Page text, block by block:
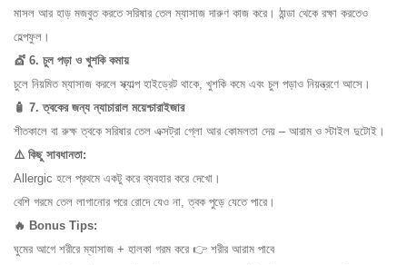
মাসল আর হাড় মজবুত করতে সরিষার তেল ম্যাসাজ দারুণ কাজ করে। ঠান্ডা থেকে রক্ষা করতেও
হেল্পফুল।
💇 6. চুল পড়া ও খুশকি কমায়
চুলে নিয়মিত ম্যাসাজ করলে স্ক্যাল্প হাইড্রেট থাকে, খুশকি কমে এবং চুল পড়াও নিয়ন্ত্রণে আসে।
🧴 7. ত্বকের জন্য ন্যাচারাল ময়েশ্চারাইজার
শীতকালে বা রুক্ষ ত্বকে সরিষার তেল এক্সট্রা গ্লো আর কোমলতা দেয় – আরাম ও স্টাইল দুটোই।
⚠️ কিছু সাবধানতা:
Allergic হলে প্রথমে একটু করে ব্যবহার করে দেখো।
বেশি গরমে তেল লাগানোর পরে রোদে যেও না, ত্বক পুড়ে যেতে পারে।
🔥 Bonus Tips:
ঘুমের আগে শরীরে ম্যাসাজ + হালকা গরম করে 👉 শরীর আরাম পাবে